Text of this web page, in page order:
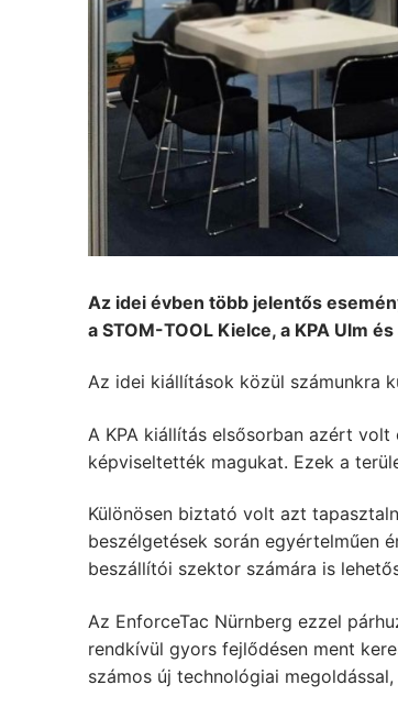
Az idei évben több jelentős
a STOM-TOOL Kielce, a KPA Ulm
Az idei kiállítások közül számunkra
A KPA kiállítás elsősorban azért
képviseltették magukat. Ezek a
Különösen biztató volt azt
beszélgetések során egyértelműen
beszállítói szektor számára is
Az EnforceTac Nürnberg ezzel
rendkívül gyors fejlődésen ment
számos új technológiai